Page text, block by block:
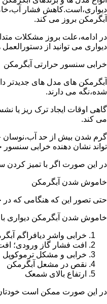
دیواری،است.کاهش فشار
آبگرمکن بروز می کند.
در ادامه،علت بروز مشکلات
دیواری می توانید از دستورالعمل
خرابی سنسور حرارتی آبگرمکن
آبگرمکن های مدل های جدیدتر
شده،نگه می دارند.
گاهی اوقات ایجاد ترک ریز یا
می کند.
گرم شدن بیش از حد آب،نوسان
تواند نشان دهنده خرابی سنسور
در این صورت اگر با تمیز
خاموش شدن آبگرمکن
حتی تصور این که هنگامی که
خاموش شدن آبگرمکن دیواری
خرابی واشر دیافراگم
افت فشار گاز ورودی؛
خرابی و مشکل ترموکوپل
نقص در مشعل آبگرمکن
ارتفاع بالای شمعک
در این صورت ممکن است خودتان